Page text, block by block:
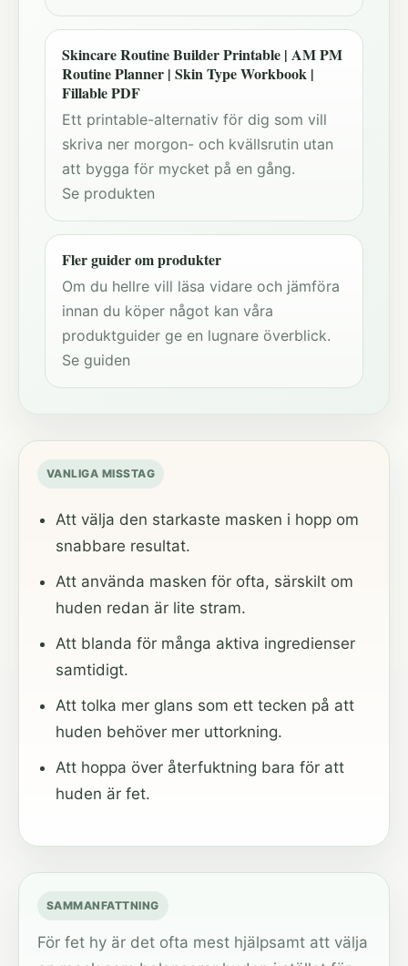
Skincare Routine Builder Printable | AM PM
Routine Planner | Skin Type Workbook |
Fillable PDF
Ett printable-alternativ för dig som vill
skriva ner morgon- och kvällsrutin utan
att bygga för mycket på en gång.
Se produkten
Fler guider om produkter
Om du hellre vill läsa vidare och jämföra
innan du köper något kan våra
produktguider ge en lugnare överblick.
Se guiden
VANLIGA MISSTAG
Att välja den starkaste masken i hopp om
snabbare resultat.
Att använda masken för ofta, särskilt om
huden redan är lite stram.
Att blanda för många aktiva ingredienser
samtidigt.
Att tolka mer glans som ett tecken på att
huden behöver mer uttorkning.
Att hoppa över återfuktning bara för att
huden är fet.
SAMMANFATTNING
För fet hy är det ofta mest hjälpsamt att välja